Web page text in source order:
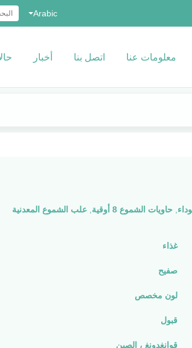
Arabic
معلومات عنا اتصل بنا أخبار
حاويات الشموع 8 أوقية علب الشموع المعدنية
غذاء
صفيح
لون مخصص
قبول
قوانغدونغ ، الصين